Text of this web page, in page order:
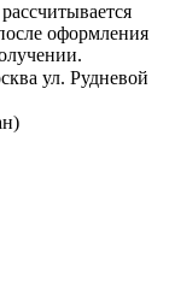
оформления
ул. Рудневой